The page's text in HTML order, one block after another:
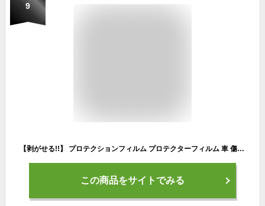
9
【剥がせる!!】 プロテクションフィルム プロテクターフィルム 車 傷防止 保護 透明 黒 テープ 5M 汚れ 衝撃 耐久性 着脱簡単 ドアエッジモール 3cm 5cm 7cm 10cm クリア ブラック バンパー ドアノブ ステップ ドア ドアガード ドアエッジ フィルム シート 汎用 キズ防止
この商品をサイトでみる